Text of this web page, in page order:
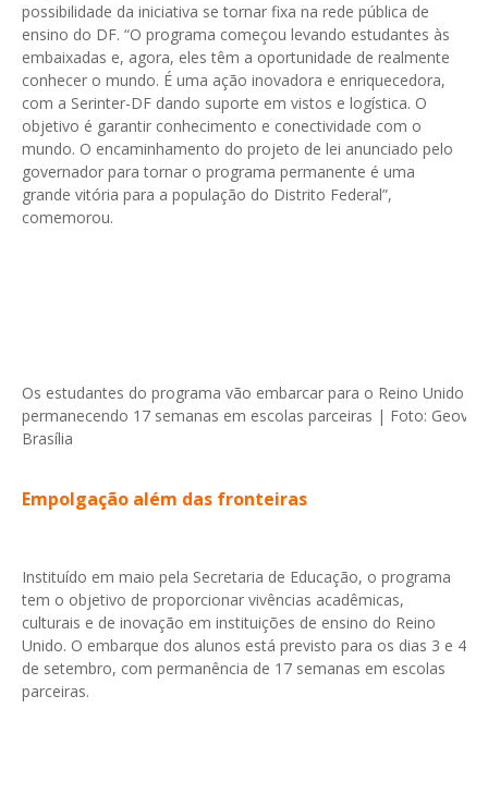
possibilidade da iniciativa se tornar fixa na rede pública de
ensino do DF. “O programa começou levando estudantes às
embaixadas e, agora, eles têm a oportunidade de realmente
conhecer o mundo. É uma ação inovadora e enriquecedora,
com a Serinter-DF dando suporte em vistos e logística. O
objetivo é garantir conhecimento e conectividade com o
mundo. O encaminhamento do projeto de lei anunciado pelo
governador para tornar o programa permanente é uma
grande vitória para a população do Distrito Federal”,
comemorou.
Os estudantes do programa vão embarcar para o Reino Unido
permanecendo 17 semanas em escolas parceiras | Foto:
Brasília
Empolgação além das fronteiras
Instituído em maio pela Secretaria de Educação, o programa
tem o objetivo de proporcionar vivências acadêmicas,
culturais e de inovação em instituições de ensino do Reino
Unido. O embarque dos alunos está previsto para os dias 3 e 4
de setembro, com permanência de 17 semanas em escolas
parceiras.